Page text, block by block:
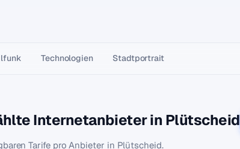
Technologien Stadtportrait
Internetanbieter in Plütscheid
Tarife pro Anbieter in Plütscheid.